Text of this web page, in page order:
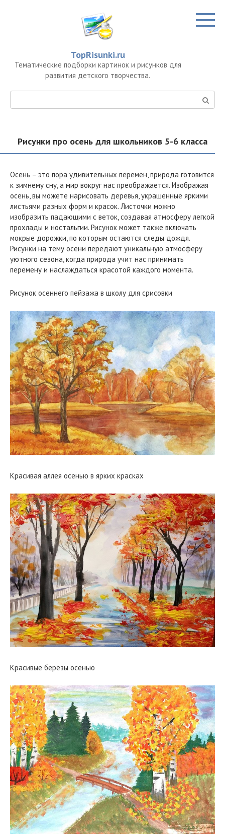
TopRisunki.ru
Тематические подборки картинок и рисунков для
развития детского творчества.
Рисунки про осень для школьников 5-6 класса
Осень – это пора удивительных перемен, природа готовится
к зимнему сну, а мир вокруг нас преображается. Изображая
осень, вы можете нарисовать деревья, украшенные яркими
листьями разных форм и красок. Листочки можно
изобразить падающими с веток, создавая атмосферу легкой
прохлады и ностальгии. Рисунок может также включать
мокрые дорожки, по которым остаются следы дождя.
Рисунки на тему осени передают уникальную атмосферу
уютного сезона, когда природа учит нас принимать
перемену и наслаждаться красотой каждого момента.
Рисунок осеннего пейзажа в школу для срисовки
Красивая аллея осенью в ярких красках
Красивые берёзы осенью